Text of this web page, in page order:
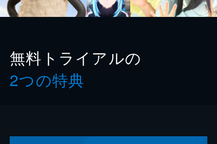
無料トライアルの
2つの特典